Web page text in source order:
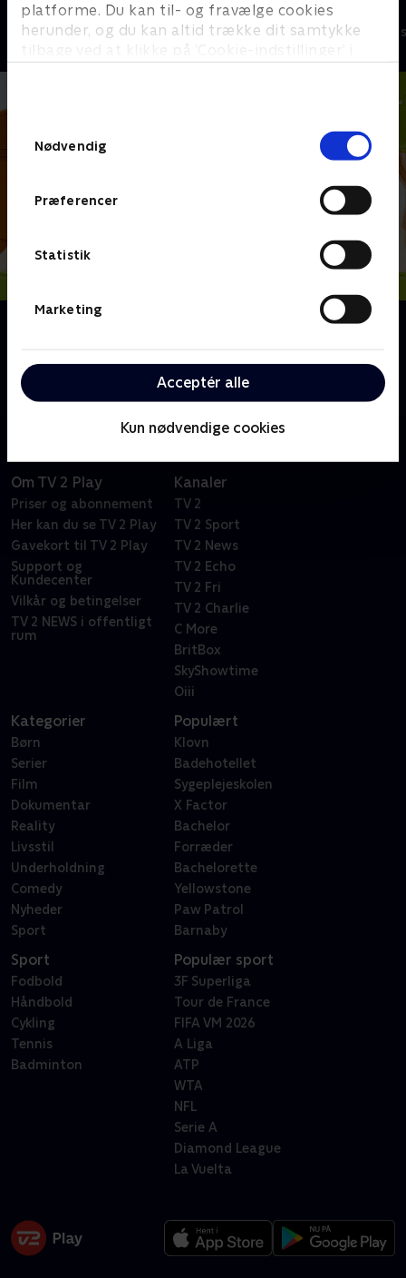
platforme. Du kan til- og fravælge cookies
herunder, og du kan altid trække dit samtykke
tilbage ved at klikke på ’Cookie-indstillinger’ i
Nødvendig
Præferencer
Statistik
Marketing
Acceptér alle
Kun nødvendige cookies
Hunden Ib
Børneserier • 1 sæsoner
Stor & Lille
Børneserier • 1
opdage mere. Hver dag møder Henry nogen ny som
han har en hyggelig snak med.
Om TV 2 Play
Priser og abonnement
Her kan du se TV 2 Play
Gavekort til TV 2 Play
Support og
Kundecenter
Vilkår og betingelser
TV 2 NEWS i offentligt
rum
Kanaler
TV 2
TV 2 Sport
TV 2 News
TV 2 Echo
TV 2 Fri
TV 2 Charlie
C More
BritBox
SkyShowtime
Oiii
Kategorier
Børn
Serier
Film
Dokumentar
Reality
Livsstil
Underholdning
Comedy
Nyheder
Sport
Populært
Klovn
Badehotellet
Sygeplejeskolen
X Factor
Bachelor
Forræder
Bachelorette
Yellowstone
Paw Patrol
Barnaby
Sport
Fodbold
Håndbold
Cykling
Tennis
Badminton
Populær sport
3F Superliga
Tour de France
FIFA VM 2026
A Liga
ATP
WTA
NFL
Serie A
Diamond League
La Vuelta